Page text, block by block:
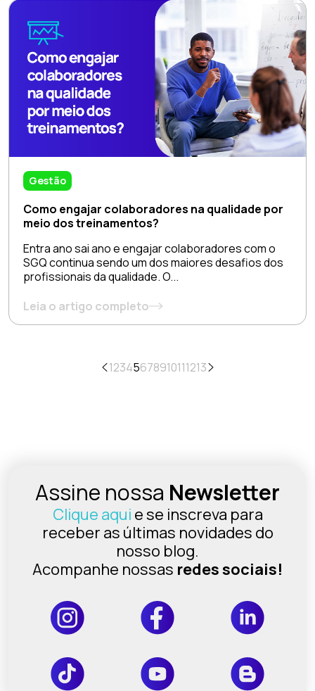
Gestão
Como engajar colaboradores na qualidade por
meio dos treinamentos?
Entra ano sai ano e engajar colaboradores com o
SGQ continua sendo um dos maiores desafios dos
profissionais da qualidade. O...
Leia o artigo completo
12345678910111213
Assine nossa Newsletter
Clique aqui e se inscreva para
receber as últimas novidades do
nosso blog.
Acompanhe nossas redes sociais!